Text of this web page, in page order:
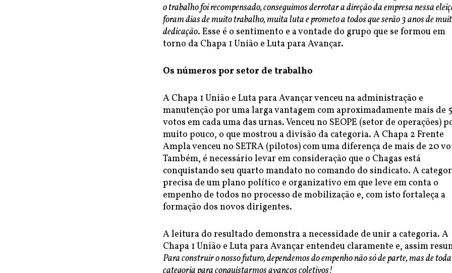
o trabalho foi recompensado, conseguimos derrotar a direção da empresa nessa
foram dias de muito trabalho, muita luta e prometo a todos que serão 3 anos de
dedicação. Esse é o sentimento e a vontade do grupo que se formou em
torno da Chapa 1 União e Luta para Avançar.
Os números por setor de trabalho
A Chapa 1 União e Luta para Avançar venceu na administração e
manutenção por uma larga vantagem com aproximadamente mais de
votos em cada uma das urnas. Venceu no SEOPE (setor de operações)
muito pouco, o que mostrou a divisão da categoria. A Chapa 2 Frente
Ampla venceu no SETRA (pilotos) com uma diferença de mais de 20
Também, é necessário levar em consideração que o Chagas está
conquistando seu quarto mandato no comando do sindicato. A
precisa de um plano político e organizativo em que leve em conta o
empenho de todos no processo de mobilização e, com isto fortaleça a
formação dos novos dirigentes.
A leitura do resultado demonstra a necessidade de unir a categoria. A
Chapa 1 União e Luta para Avançar entendeu claramente e, assim
Para construir o nosso futuro, dependemos do empenho não só de parte, mas de